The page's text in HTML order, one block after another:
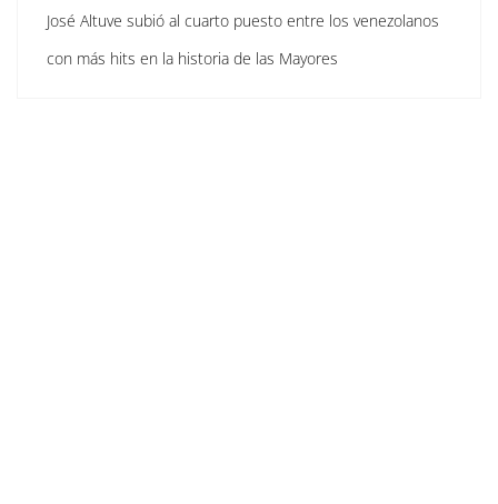
José Altuve subió al cuarto puesto entre los venezolanos
con más hits en la historia de las Mayores